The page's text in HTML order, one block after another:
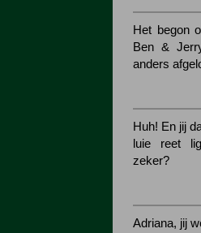
Het begon
Ben &
anders
Huh! En jij
luie reet
zeker?
Adriana, jij